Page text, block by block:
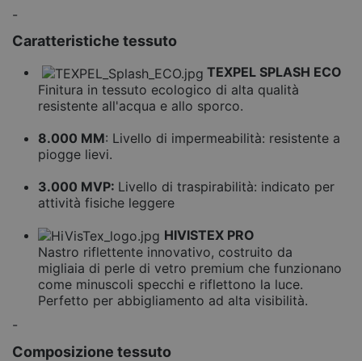
-
Caratteristiche tessuto
TEXPEL SPLASH ECO
Finitura in tessuto ecologico di alta qualità
resistente all'acqua e allo sporco.
8.000 MM: Livello di impermeabilità: resistente a
piogge lievi.
3.000 MVP: Livello di traspirabilità: indicato per
attività fisiche leggere
HIVISTEX PRO
Nastro riflettente innovativo, costruito da
migliaia di perle di vetro premium che funzionano
come minuscoli specchi e riflettono la luce.
Perfetto per abbigliamento ad alta visibilità.
-
Composizione tessuto